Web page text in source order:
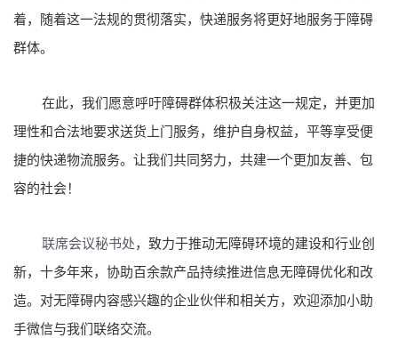
着，随着这一法规的贯彻落实，快递服务将更好地服务于障碍
群体。
在此，我们愿意呼吁障碍群体积极关注这一规定，并更加
理性和合法地要求送货上门服务，维护自身权益，平等享受便
捷的快递物流服务。让我们共同努力，共建一个更加友善、包
容的社会！
联席会议秘书处，致力于推动无障碍环境的建设和行业创
新，十多年来，协助百余款产品持续推进信息无障碍优化和改
造。对无障碍内容感兴趣的企业伙伴和相关方，欢迎添加小助
手微信与我们联络交流。